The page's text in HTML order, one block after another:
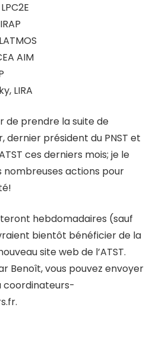
AIM
LIRA
de prendre la suite de
dernier président du PNST et
ces derniers mois; je le
nombreuses actions pour
hebdomadaires (sauf
bientôt bénéficier de la
site web de l’ATST.
Benoît, vous pouvez envoyer
coordinateurs-